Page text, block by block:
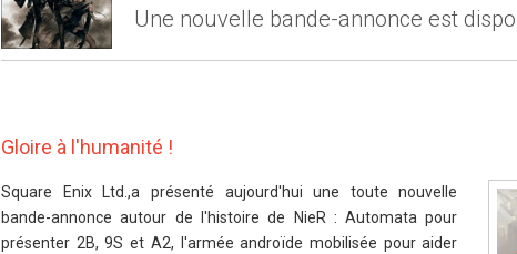
Une nouvelle bande-annonce est
Gloire à l'humanité !
Square Enix Ltd.,a présenté aujourd'hui une toute nouvelle
bande-annonce autour de l'histoire de NieR : Automata pour
présenter 2B, 9S et A2, l'armée androïde mobilisée pour aider